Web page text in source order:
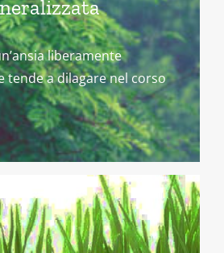
liberamente
tende a dilagare nel corso